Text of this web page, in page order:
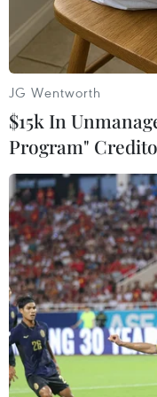
Tiết mục nghệ thuật
mới 2024”.
Tối 31/12, tại
Phan Rang-Tháp
Ninh Thuận tổ
chào Năm Mới
tươi, phấn khởi
JG Wentworth
$15k In
Program"